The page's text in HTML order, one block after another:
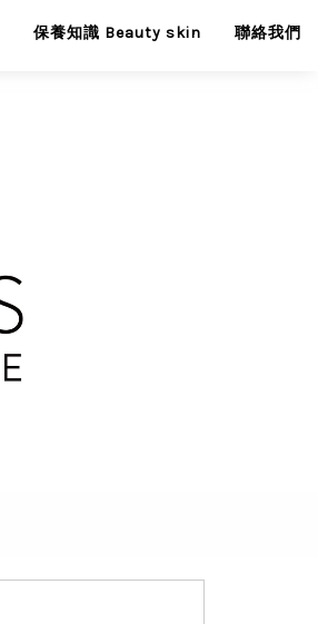
保養知識 Beauty skin 聯絡我們